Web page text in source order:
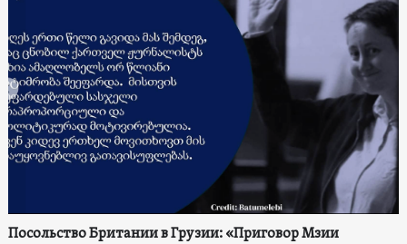
Посольство Британии в Грузии: «Приговор Мзии